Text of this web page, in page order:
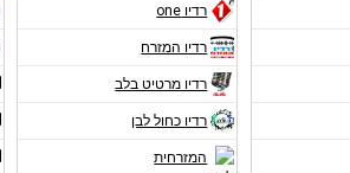
רדיו one
רדיו המזרח
רדיו מרטיט בלב
רדיו כחול לבן
המזרחית